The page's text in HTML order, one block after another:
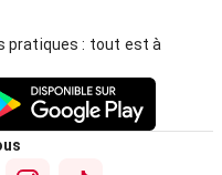
pratiques : tout est à